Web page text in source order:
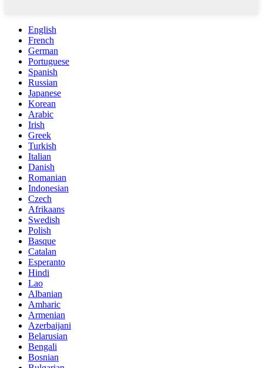
English
French
German
Portuguese
Spanish
Russian
Japanese
Korean
Arabic
Irish
Greek
Turkish
Italian
Danish
Romanian
Indonesian
Czech
Afrikaans
Swedish
Polish
Basque
Catalan
Esperanto
Hindi
Lao
Albanian
Amharic
Armenian
Azerbaijani
Belarusian
Bengali
Bosnian